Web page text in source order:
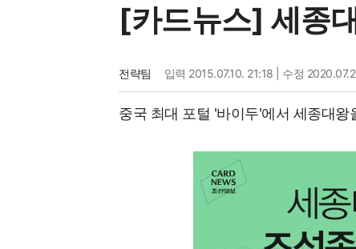
[카드뉴스] 세종
전략팀 입력 2015.07.10. 21:18 | 수정
중국 최대 포털 '바이두'에서 세종대왕